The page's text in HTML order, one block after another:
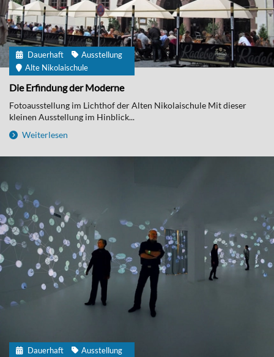
Dauerhaft
Ausstellung
Alte Nikolaischule
Die Erfindung der Moderne
Fotoausstellung im Lichthof der Alten Nikolaischule Mit dieser
kleinen Ausstellung im Hinblick...
Weiterlesen
Dauerhaft
Ausstellung